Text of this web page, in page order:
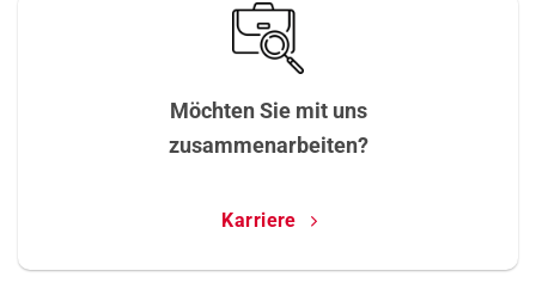
Möchten Sie mit uns
zusammenarbeiten?
Karriere